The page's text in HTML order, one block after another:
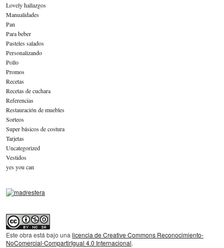
Lovely hallazgos
Manualidades
Pan
Para beber
Pasteles salados
Personalizando
Pollo
Promos
Recetas
Recetas de cuchara
Referencias
Restauración de muebles
Sorteos
Super básicos de costura
Tarjetas
Uncategorized
Vestidos
yes you can
Este obra está bajo una licencia de Creative Commons Reconocimiento-
NoComercial-CompartirIgual 4.0 Internacional.